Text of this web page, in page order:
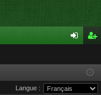
cri
pti
Langue :